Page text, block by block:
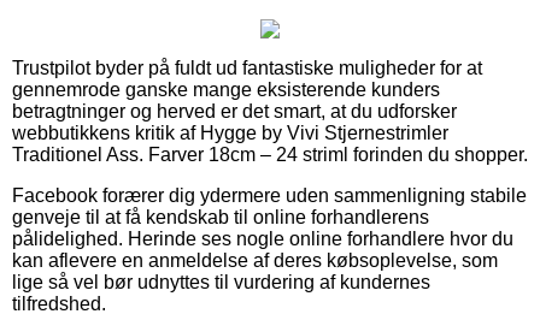
Trustpilot byder på fuldt ud fantastiske muligheder for at
gennemrode ganske mange eksisterende kunders
betragtninger og herved er det smart, at du udforsker
webbutikkens kritik af Hygge by Vivi Stjernestrimler
Traditionel Ass. Farver 18cm – 24 striml forinden du shopper.
Facebook forærer dig ydermere uden sammenligning stabile
genveje til at få kendskab til online forhandlerens
pålidelighed. Herinde ses nogle online forhandlere hvor du
kan aflevere en anmeldelse af deres købsoplevelse, som
lige så vel bør udnyttes til vurdering af kundernes
tilfredshed.